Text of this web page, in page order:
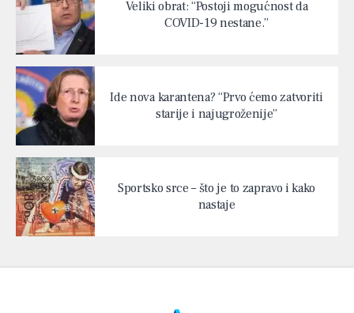
Veliki obrat: “Postoji mogućnost da
COVID-19 nestane.”
Ide nova karantena? “Prvo ćemo zatvoriti
starije i najugroženije”
Sportsko srce – što je to zapravo i kako
nastaje